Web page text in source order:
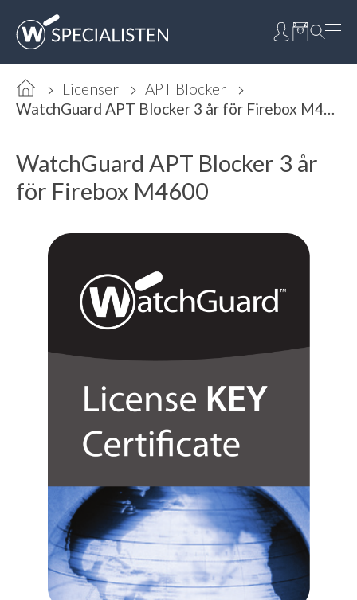
Licenser
APT Blocker
WatchGuard APT Blocker 3 år för Firebox M4600
WatchGuard APT Blocker 3 år
för Firebox M4600